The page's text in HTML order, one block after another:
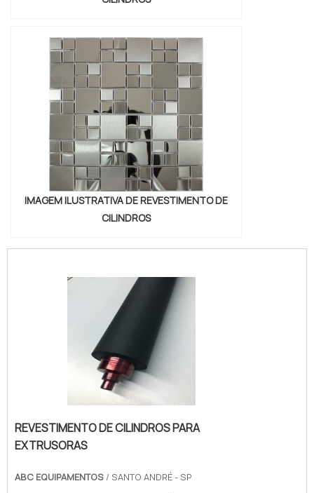
IMAGEM ILUSTRATIVA DE REVESTIMENTO DE
CILINDROS
REVESTIMENTO DE CILINDROS PARA
EXTRUSORAS
ABC EQUIPAMENTOS / SANTO ANDRÉ - SP